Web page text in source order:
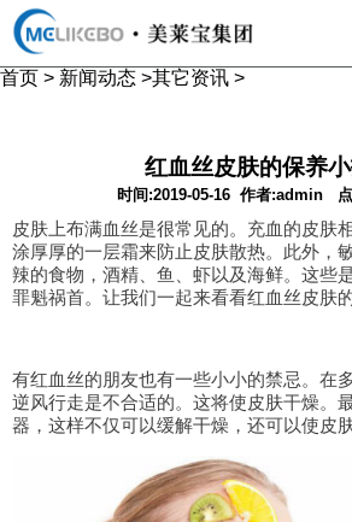
首页 > 新闻动态 >其它资讯 >
红血丝皮肤的保养
时间:2019-05-16 作者:admin
皮肤上布满血丝是很常见的。充血的皮肤
涂厚厚的一层霜来防止皮肤散热。此外，
辣的食物，酒精、鱼、虾以及海鲜。这些
罪魁祸首。让我们一起来看看红血丝皮肤
有红血丝的朋友也有一些小小的禁忌。在
逆风行走是不合适的。这将使皮肤干燥。
器，这样不仅可以缓解干燥，还可以使皮